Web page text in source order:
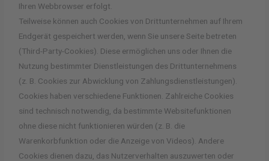
Ihren Webbrowser erfolgt.
Teilweise können auch Cookies von Drittunternehmen auf Ihrem
Endgerät gespeichert werden, wenn Sie unsere Seite betreten
(Third-Party-Cookies). Diese ermöglichen uns oder Ihnen die
Nutzung bestimmter Dienstleistungen des Drittunternehmens
(z. B. Cookies zur Abwicklung von Zahlungsdienstleistungen).
Cookies haben verschiedene Funktionen. Zahlreiche Cookies
sind technisch notwendig, da bestimmte Websitefunktionen
ohne diese nicht funktionieren würden (z. B. die
Warenkorbfunktion oder die Anzeige von Videos). Andere
Cookies dienen dazu, das Nutzerverhalten auszuwerten oder